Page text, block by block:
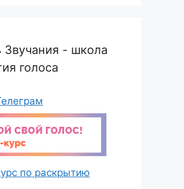
Звучания - школа
голоса
по раскрытию